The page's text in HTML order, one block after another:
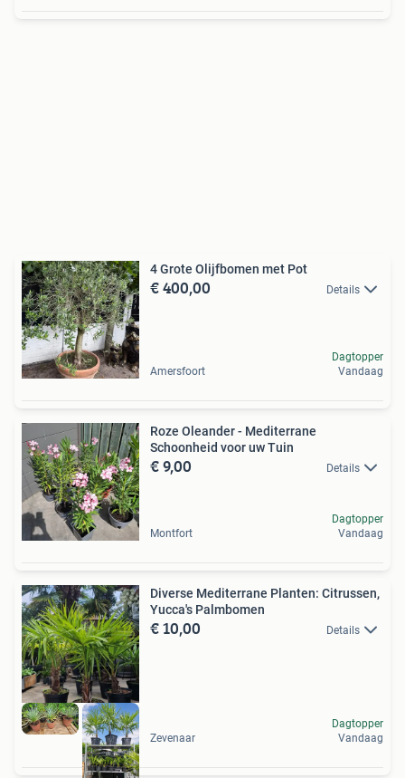
4 Grote Olijfbomen met Pot
€ 400,00 Details
Amersfoort
Dagtopper
Vandaag
Roze Oleander - Mediterrane
Schoonheid voor uw Tuin
€ 9,00 Details
Montfort
Dagtopper
Vandaag
Diverse Mediterrane Planten: Citrussen,
Yucca's Palmbomen
€ 10,00 Details
Zevenaar
Dagtopper
Vandaag